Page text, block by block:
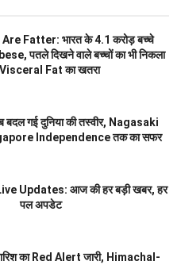
Fatter: भारत के 4.1 करोड़ बच्चे
पतले दिखने वाले बच्चों का भी निकला
Fat का खतरा
बदल गई दुनिया की तस्वीर, Nagasaki
Independence तक का सफर
Updates: आज की हर बड़ी खबर, हर
पल अपडेट
का Red Alert जारी, Himachal-